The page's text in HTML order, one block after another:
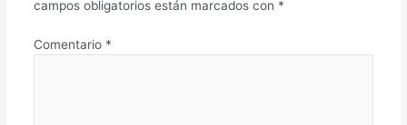
campos obligatorios están marcados con *
Comentario *